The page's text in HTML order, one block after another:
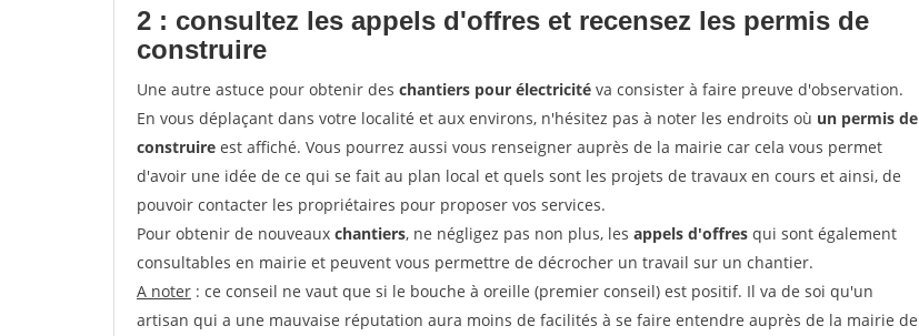
2 : consultez les appels d'offres et recensez les permis de
construire
Une autre astuce pour obtenir des chantiers pour électricité va consister à faire preuve d'observation.
En vous déplaçant dans votre localité et aux environs, n'hésitez pas à noter les endroits où un permis de
construire est affiché. Vous pourrez aussi vous renseigner auprès de la mairie car cela vous permet
d'avoir une idée de ce qui se fait au plan local et quels sont les projets de travaux en cours et ainsi, de
pouvoir contacter les propriétaires pour proposer vos services.
Pour obtenir de nouveaux chantiers, ne négligez pas non plus, les appels d'offres qui sont également
consultables en mairie et peuvent vous permettre de décrocher un travail sur un chantier.
A noter : ce conseil ne vaut que si le bouche à oreille (premier conseil) est positif. Il va de soi qu'un
artisan qui a une mauvaise réputation aura moins de facilités à se faire entendre auprès de la mairie de